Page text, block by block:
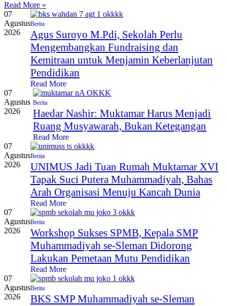
Read More »
07
Agustus
2026
Berita
Agus Suroyo M.Pdi, Sekolah Perlu
Mengembangkan Fundraising dan
Kemitraan untuk Menjamin Keberlanjutan
Pendidikan
Read More
07
Agustus
2026
Berita
Haedar Nashir: Muktamar Harus Menjadi
Ruang Musyawarah, Bukan Ketegangan
Read More
07
Agustus
2026
Berita
UNIMUS Jadi Tuan Rumah Muktamar XVI
Tapak Suci Putera Muhammadiyah, Bahas
Arah Organisasi Menuju Kancah Dunia
Read More
07
Agustus
2026
Berita
Workshop Sukses SPMB, Kepala SMP
Muhammadiyah se-Sleman Didorong
Lakukan Pemetaan Mutu Pendidikan
Read More
07
Agustus
2026
Berita
BKS SMP Muhammadiyah se-Sleman